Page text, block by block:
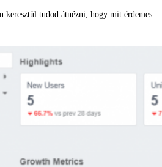
keresztül tudod átnézni, hogy mit érdemes